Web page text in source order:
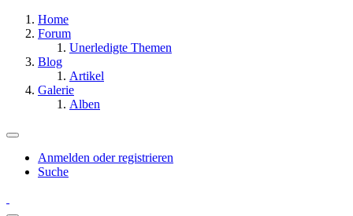
Home
Forum
Unerledigte Themen
Blog
Artikel
Galerie
Alben
Anmelden oder registrieren
Suche